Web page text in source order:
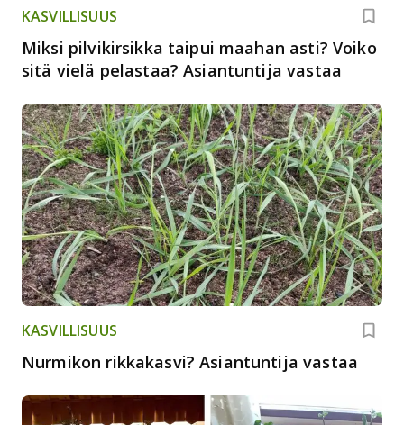
KASVILLISUUS
Miksi pilvikirsikka taipui maahan asti? Voiko
sitä vielä pelastaa? Asiantuntija vastaa
KASVILLISUUS
Nurmikon rikkakasvi? Asiantuntija vastaa